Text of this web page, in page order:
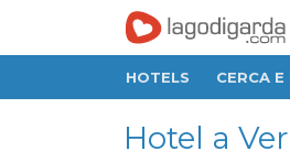
HOTELS CERCA
Hotel a